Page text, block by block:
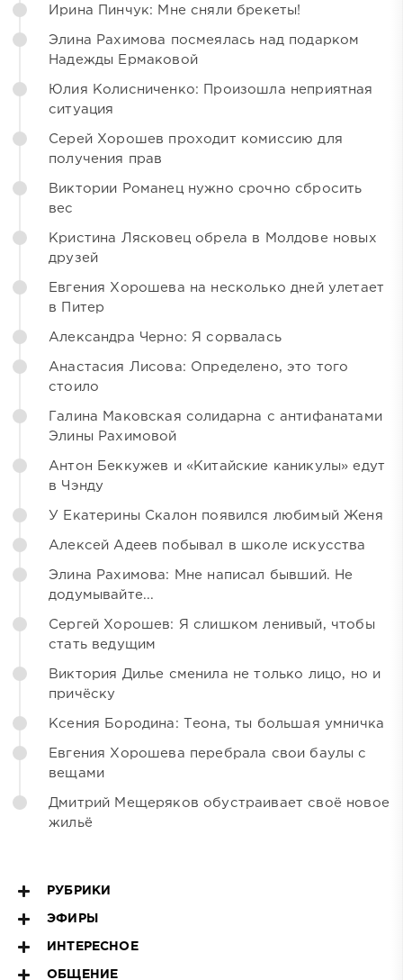
Ирина Пинчук: Мне сняли брекеты!
Элина Рахимова посмеялась над подарком
Надежды Ермаковой
Юлия Колисниченко: Произошла неприятная
ситуация
Серей Хорошев проходит комиссию для
получения прав
Виктории Романец нужно срочно сбросить
вес
Кристина Лясковец обрела в Молдове новых
друзей
Евгения Хорошева на несколько дней улетает
в Питер
Александра Черно: Я сорвалась
Анастасия Лисова: Определено, это того
стоило
Галина Маковская солидарна с антифанатами
Элины Рахимовой
Антон Беккужев и «Китайские каникулы» едут
в Чэнду
У Екатерины Скалон появился любимый Женя
Алексей Адеев побывал в школе искусства
Элина Рахимова: Мне написал бывший. Не
додумывайте...
Сергей Хорошев: Я слишком ленивый, чтобы
стать ведущим
Виктория Дилье сменила не только лицо, но и
причёску
Ксения Бородина: Теона, ты большая умничка
Евгения Хорошева перебрала свои баулы с
вещами
Дмитрий Мещеряков обустраивает своё новое
жильё
РУБРИКИ
ЭФИРЫ
ИНТЕРЕСНОЕ
ОБЩЕНИЕ